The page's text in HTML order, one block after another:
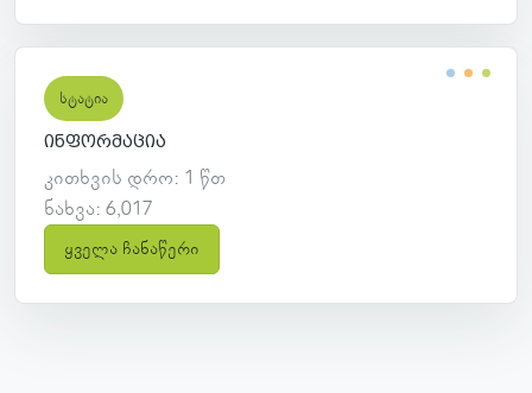
სტატია
ინფორმაცია
კითხვის დრო: 1 წთ
ნახვა: 6,017
ყველა ჩანაწერი